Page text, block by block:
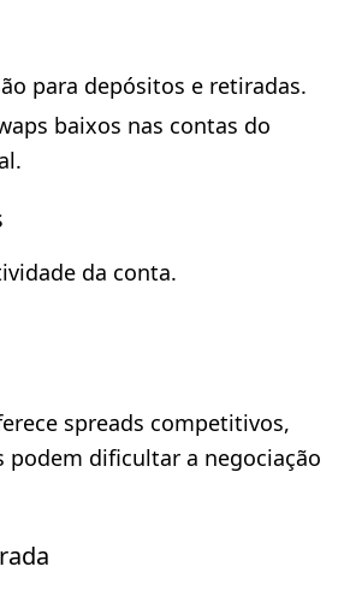
para depósitos e retiradas.
baixos nas contas do
da conta.
spreads competitivos,
podem dificultar a negociação